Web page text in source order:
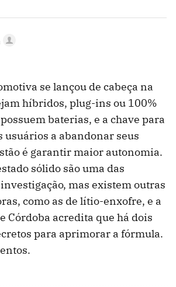
se lançou de cabeça na
híbridos, plug-ins ou 100%
baterias, e a chave para
usuários a abandonar seus
é garantir maior autonomia.
sólido são uma das
mas existem outras
como as de lítio-enxofre, e a
Córdoba acredita que há dois
para aprimorar a fórmula.